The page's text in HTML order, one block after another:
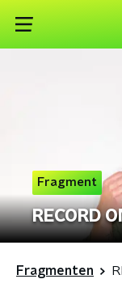
Fragment
RECORD
Fragmenten